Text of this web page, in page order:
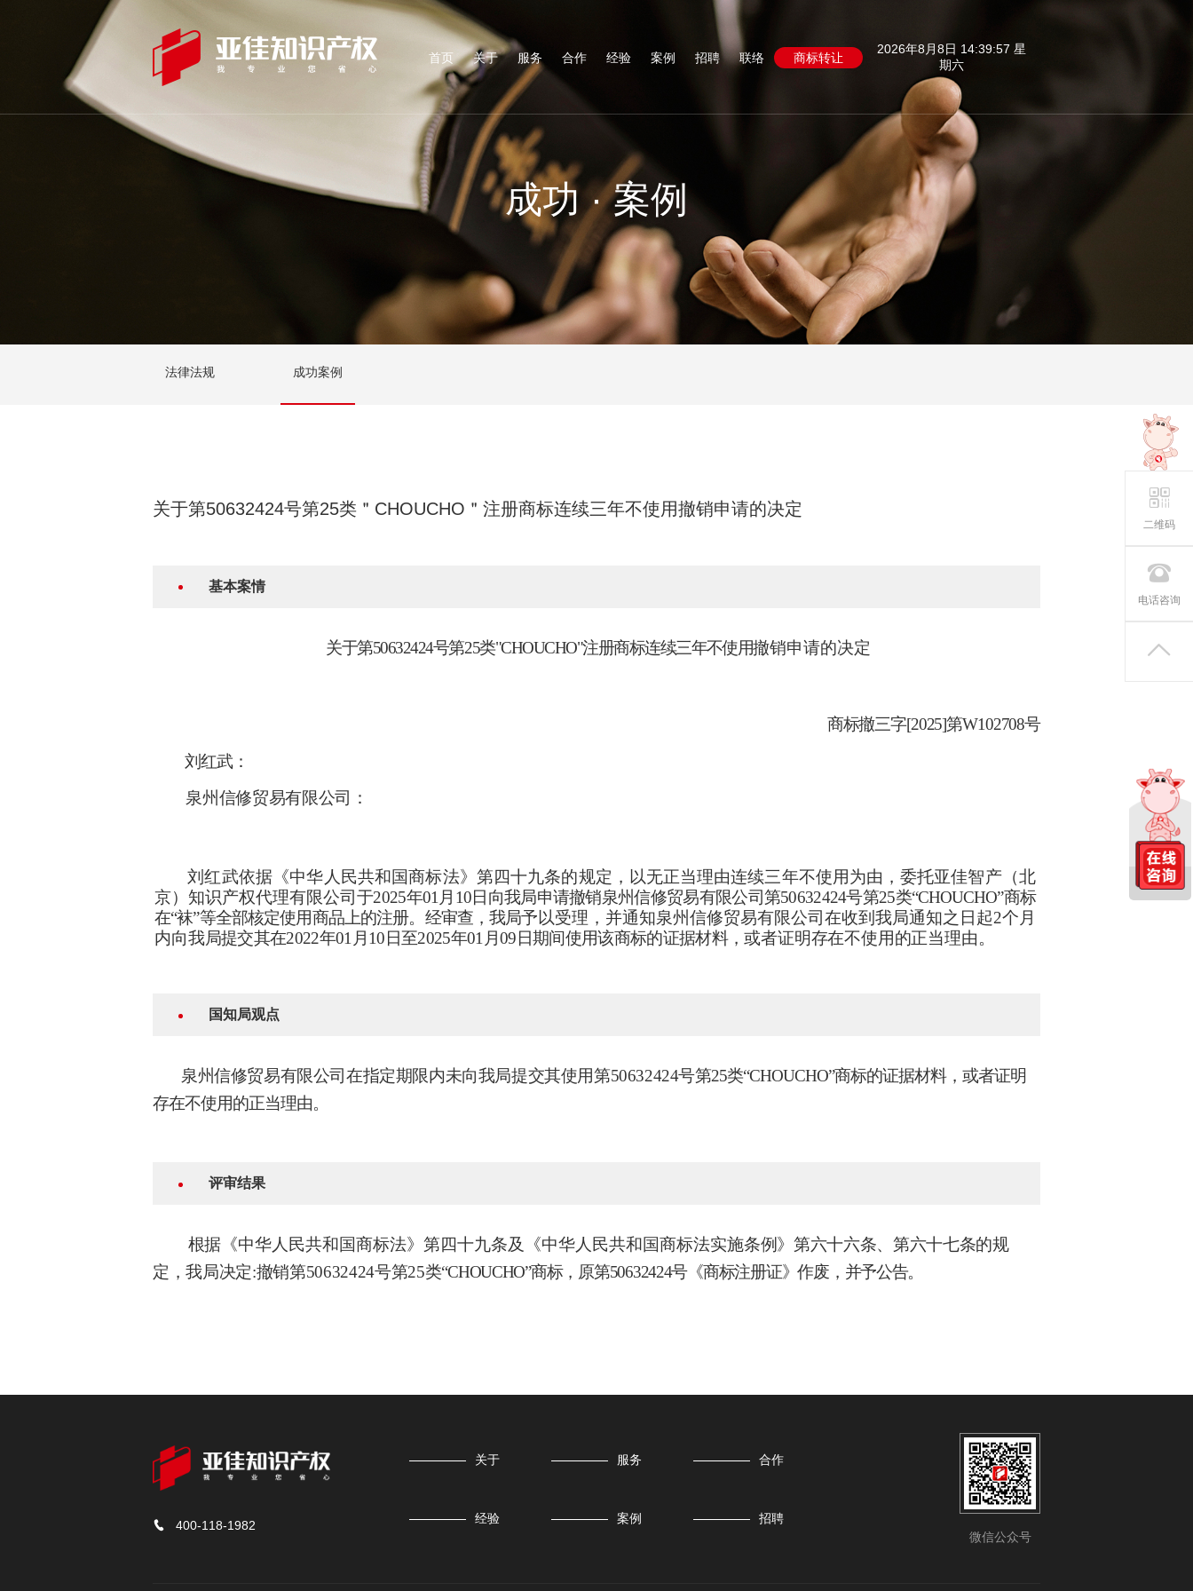
首页 关于 服务 合作 经验 案例 招聘 联络 商标转让
2026年8月8日 14:39:58 星
期六
成功 · 案例
法律法规 成功案例
关于第50632424号第25类＂CHOUCHO＂注册商标连续三年不使用撤销申请的决定
基本案情
关于第50632424号第25类"CHOUCHO"注册商标连续三年不使用撤销申请的决定
商标撤三字[2025]第W102708号
刘红武：
泉州信修贸易有限公司：
刘红武依据《中华人民共和国商标法》第四十九条的规定，以无正当理由连续三年不使用为由，委托亚佳智产（北
京）知识产权代理有限公司于2025年01月10日向我局申请撤销泉州信修贸易有限公司第50632424号第25类“CHOUCHO”商标
在“袜”等全部核定使用商品上的注册。经审查，我局予以受理，并通知泉州信修贸易有限公司在收到我局通知之日起2个月
内向我局提交其在2022年01月10日至2025年01月09日期间使用该商标的证据材料，或者证明存在不使用的正当理由。
国知局观点
泉州信修贸易有限公司在指定期限内未向我局提交其使用第50632424号第25类“CHOUCHO”商标的证据材料，或者证明
存在不使用的正当理由。
评审结果
根据《中华人民共和国商标法》第四十九条及《中华人民共和 国商标法实施条例》第六十六条、第六十七条的规
定，我局决定:撤销第50632424号第25类“CHOUCHO”商标，原第50632424号《商标注册证》作废，并予公告。
二维码
电话咨询
 400-118-1982
关于 服务 合作
经验 案例
招聘
微信公众号